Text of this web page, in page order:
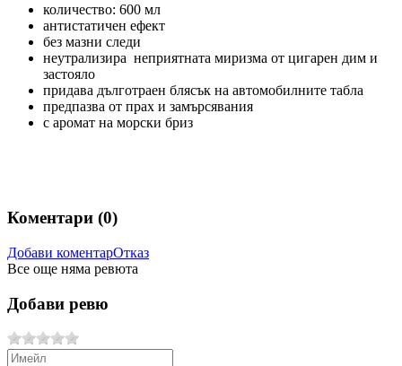
количество: 600 мл
антистатичен ефект
без мазни следи
неутрализира неприятната миризма от цигарен дим и
застояло
придава дълготраен блясък на автомобилните табла
предпазва от прах и замърсявания
с аромат на морски бриз
Коментари (0)
Добави коментарОтказ
Все още няма ревюта
Добави ревю